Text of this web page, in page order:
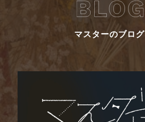
マスターのブログ